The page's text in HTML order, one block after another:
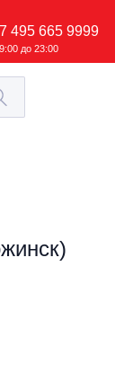
495 665 9999
до 23:00